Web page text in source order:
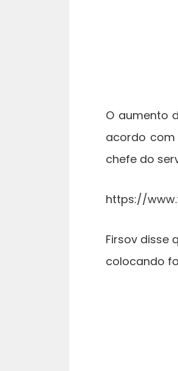
O aumento
acordo com
chefe do
https://
Firsov disse
colocando